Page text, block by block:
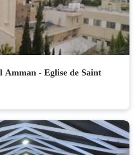
Amman - Eglise de Saint